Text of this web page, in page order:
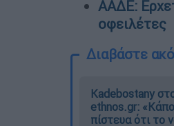
ΑΑΔΕ:
οφειλέτες
Διαβάστε
Kadebostany
ethnos.gr:
πίστευα ότι το